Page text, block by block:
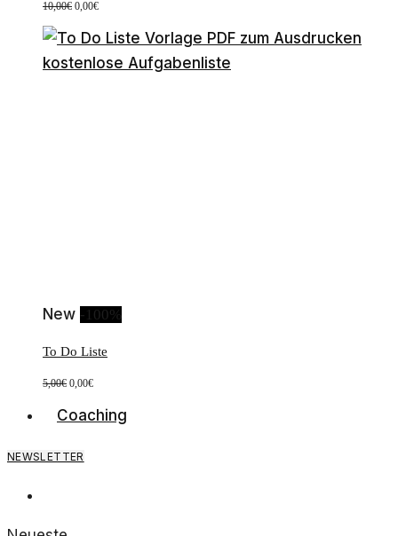
10,00€ Ursprünglicher
war:
10,00€
0,00€Aktueller
ist:
New -100%
To Do Liste
5,00€ Ursprünglicher
war:
0,00€Aktueller
ist:
Coaching
NEWSLETTER